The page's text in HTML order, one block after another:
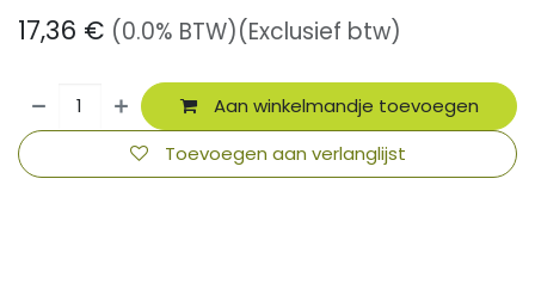
17,36 € (0.0% BTW)(Exclusief btw)
Aan winkelmandje toevoegen
Toevoegen aan verlanglijst